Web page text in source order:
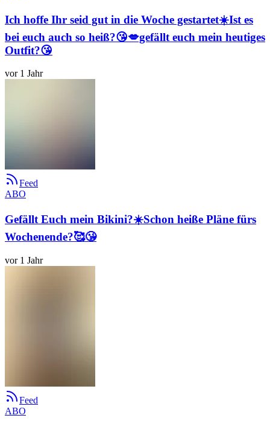
Ich hoffe Ihr seid gut in die Woche gestartet☀️Ist es
bei euch auch so heiß?😘💋gefällt euch mein heutiges
Outfit?😘
vor 1 Jahr
Feed
ABO
Gefällt Euch mein Bikini?☀️Schon heiße Pläne fürs
Wochenende?🥰😘
vor 1 Jahr
Feed
ABO